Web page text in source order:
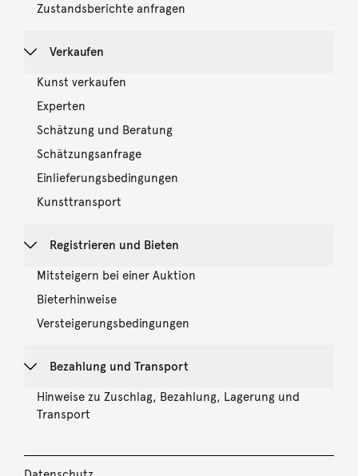
Zustandsberichte anfragen
Verkaufen
Kunst verkaufen
Experten
Schätzung und Beratung
Schätzungsanfrage
Einlieferungsbedingungen
Kunsttransport
Registrieren und Bieten
Mitsteigern bei einer Auktion
Bieterhinweise
Versteigerungsbedingungen
Bezahlung und Transport
Hinweise zu Zuschlag, Bezahlung, Lagerung und
Transport